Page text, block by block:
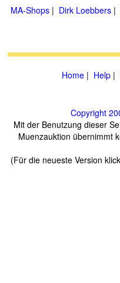
MA-Shops | Dirk Loebbers |
Home | Help |
Copyright
Mit der Benutzung dieser
Muenzauktion übernimmt
(Für die neueste Version